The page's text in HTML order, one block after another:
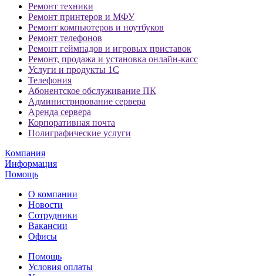
Ремонт техники
Ремонт принтеров и МФУ
Ремонт компьютеров и ноутбуков
Ремонт телефонов
Ремонт геймпадов и игровых приставок
Ремонт, продажа и установка онлайн-касс
Услуги и продукты 1С
Телефония
Абонентское обслуживание ПК
Администрирование сервера
Аренда сервера
Корпоративная почта
Полиграфические услуги
Компания
Информация
Помощь
О компании
Новости
Сотрудники
Вакансии
Офисы
Помощь
Условия оплаты